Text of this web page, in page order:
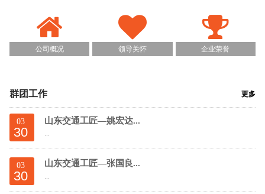
公司概况 领导关怀 企业荣誉
群团工作 更多
03
30
山东交通工匠—姚宏达...
...
03
30
山东交通工匠—张国良...